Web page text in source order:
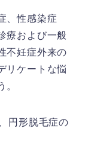
、性感染症
療および一般
不妊症外来の
リケートな悩
。
円形脱毛症の